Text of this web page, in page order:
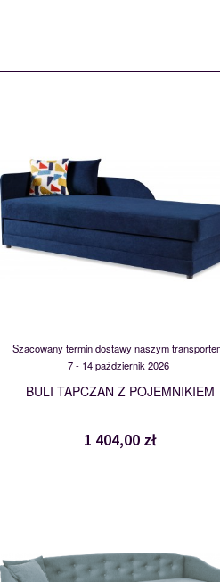
Szacowany termin dostawy naszym
7 - 14 październik 2026
BULI TAPCZAN Z POJEMNIKIEM
1 404,00 zł